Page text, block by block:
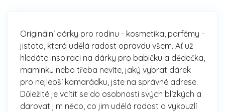
Originální dárky pro rodinu - kosmetika, parfémy -
jistota, která udělá radost opravdu všem. Ať už
hledáte inspiraci na dárky pro babičku a dědečka,
maminku nebo třeba nevíte, jaký vybrat dárek
pro nejlepší kamarádku, jste na správné adrese.
Důležité je vcítit se do osobnosti svých blízkých a
darovat jim něco, co jim udělá radost a vykouzlí